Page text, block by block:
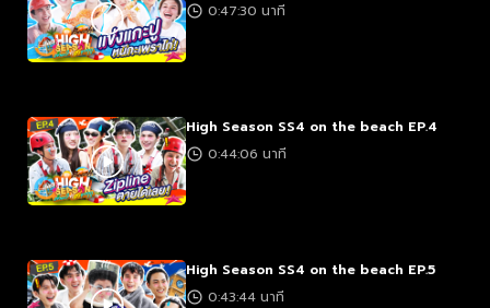
0:47:30 นาที
High Season SS4 on the beach EP.4
0:44:06 นาที
High Season SS4 on the beach EP.5
0:43:44 นาที